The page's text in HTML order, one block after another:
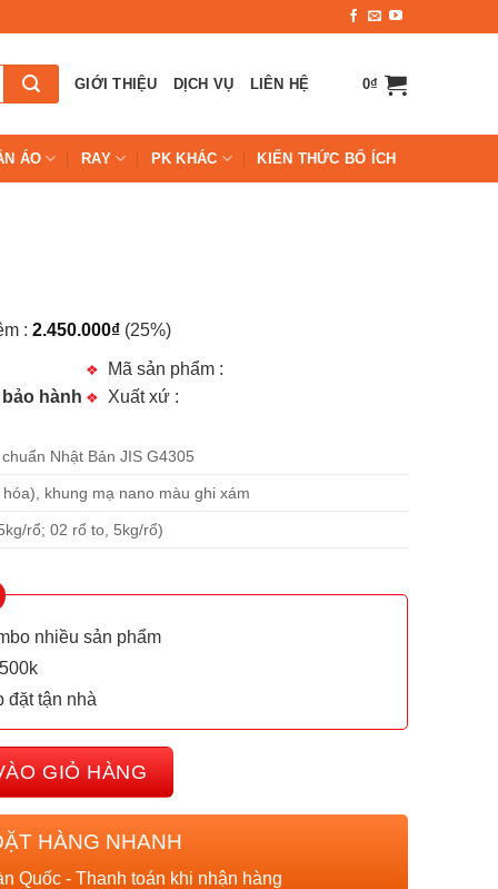
GIỚI THIỆU DỊCH VỤ LIÊN HỆ 0₫
ÁO RAY PK KHÁC KIẾN THỨC BỔ ÍCH
: 2.450.000₫(25%)
hành
Mã sản phẩm :
Xuất xứ :
Nhật Bản JIS G4305
khung mạ nano màu ghi xám
rổ; 02 rổ to, 5kg/rổ)
nhiều sản phẩm
đặt tận nhà
R cánh kéo số lượng
GIỎ HÀNG
HÀNG NHANH
Quốc - Thanh toán khi nhận hàng